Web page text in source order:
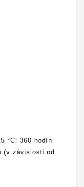
°C: 360 hodín
(v závislosti od